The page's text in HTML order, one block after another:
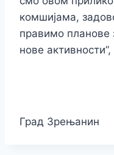
комшијама,
правимо планове
нове
Град Зрењанин